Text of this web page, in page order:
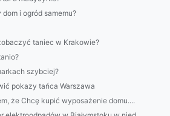
i ogród samemu?
taniec w Krakowie?
szybciej?
pokazy tańca Warszawa
że Chcę kupić wyposażenie domu....